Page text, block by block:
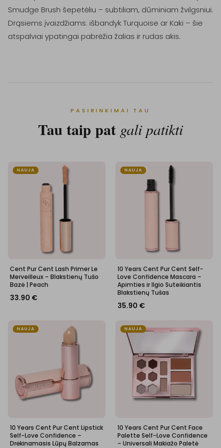
Smudge Brush šepetėliu – subtiliam, dūminiam žvilgsniui.
Drąsiems įvaizdžiams: išbandyk Turquoise ar Kaki – šie
atspalviai ypatingai pabrėžia žalias ir rudas akis.
PASIRINKIMAI TAU
Tau taip pat gali patikti
NAUJA
Cent Pur Cent Lash Primer Le
Merveilleux – Blakstienų Tušo
Bazė | Peach
33.90 €
NAUJA
10 Years Cent Pur Cent Self-
Love Confidence Mascara –
Apimties ir Ilgio Suteikiantis
Blakstienų Tušas
35.90 €
NAUJA
10 Years Cent Pur Cent Lipstick
Self-Love Confidence –
Drėkinamasis Lūpų Balzamas
NAUJA
10 Years Cent Pur Cent Face
Palette Self-Love Confidence
– Universali Makiažo Paletė